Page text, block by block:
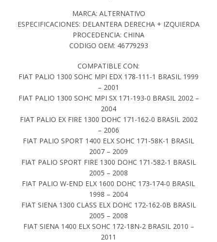
MARCA: ALTERNATIVO
ESPECIFICACIONES: DELANTERA DERECHA + IZQUIERDA
PROCEDENCIA: CHINA
CODIGO OEM: 46779293
COMPATIBLE CON:
FIAT PALIO 1300 SOHC MPI EDX 178-111-1 BRASIL 1999
– 2001
FIAT PALIO 1300 SOHC MPI SX 171-193-0 BRASIL 2002 –
2004
FIAT PALIO EX FIRE 1300 DOHC 171-162-0 BRASIL 2002
– 2006
FIAT PALIO SPORT 1400 ELX SOHC 171-58K-1 BRASIL
2007 – 2009
FIAT PALIO SPORT FIRE 1300 DOHC 171-582-1 BRASIL
2005 – 2008
FIAT PALIO W-END ELX 1600 DOHC 173-174-0 BRASIL
1998 – 2004
FIAT SIENA 1300 CLASS ELX DOHC 172-162-0B BRASIL
2005 – 2008
FIAT SIENA 1400 ELX SOHC 172-18N-2 BRASIL 2010 –
2011